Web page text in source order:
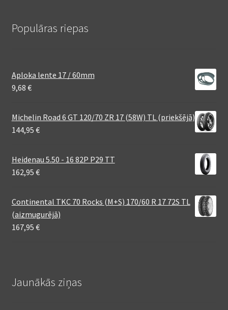
Populāras riepas
Aploka lente 17 / 60mm
9,68 €
Michelin Road 6 GT 120/70 ZR 17 (58W) TL (priekšējā)
144,95 €
Heidenau 5.50 - 16 82P P29 TT
162,95 €
Continental TKC 70 Rocks (M+S) 170/60 R 17 72S TL
(aizmugurējā)
167,95 €
Jaunākās ziņas